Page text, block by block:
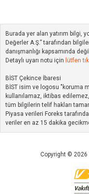
Burada yer alan yatırım bilgi,
Değerler A.Ş.” tarafından
danışmanlığı kapsamında
Detaylı uyarı notu için lütfen
BİST Çekince İbaresi
BİST isim ve logosu "koruma
kullanılamaz, iktibas
tüm bilgilerin telif hakları
Piyasa verileri Foreks
veriler en az 15 dakika
Copyright © 2026